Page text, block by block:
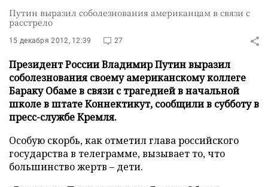
Путин выразил соболезнования американцам в связи с
расстрело
15 декабря 2012, 12:39 27
Президент России Владимир Путин выразил
соболезнования своему американскому коллеге
Бараку Обаме в связи с трагедией в начальной
школе в штате Коннектикут, сообщили в субботу в
пресс-службе Кремля.
Особую скорбь, как отметил глава российского
государства в телеграмме, вызывает то, что
большинство жертв – дети.